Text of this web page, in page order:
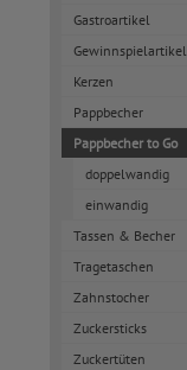
Gastroartikel
Gewinnspielartikel
Kerzen
Pappbecher
Pappbecher to Go
doppelwandig
einwandig
Tassen & Becher
Tragetaschen
Zahnstocher
Zuckersticks
Zuckertüten